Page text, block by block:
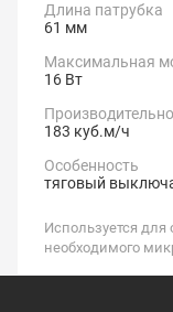
Длина патрубка
61 мм
Максимальная
16 Вт
183 куб.м/ч
Особенность
тяговый
Используется
необходимого